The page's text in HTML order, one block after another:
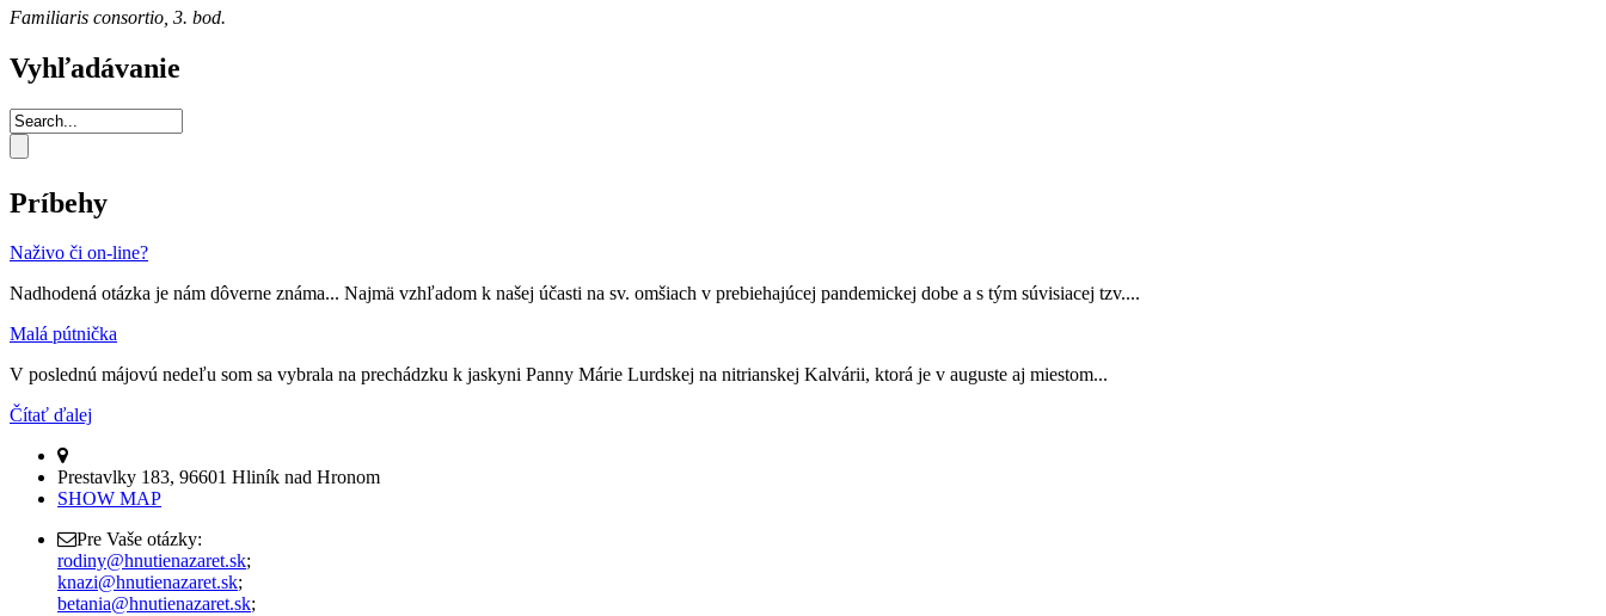
Familiaris consortio, 3. bod.
Vyhľadávanie
Príbehy
Naživo či on-line?
Nadhodená otázka je nám dôverne známa... Najmä vzhľadom k našej účasti na sv. omšiach v prebiehajúcej pandemickej dobe a s tým súvisiacej tzv....
Malá pútnička
V poslednú májovú nedeľu som sa vybrala na prechádzku k jaskyni Panny Márie Lurdskej na nitrianskej Kalvárii, ktorá je v auguste aj miestom...
Čítať ďalej
Prestavlky 183, 96601 Hliník nad Hronom
SHOW MAP
Pre Vaše otázky:
rodiny@hnutienazaret.sk;
knazi@hnutienazaret.sk;
betania@hnutienazaret.sk;